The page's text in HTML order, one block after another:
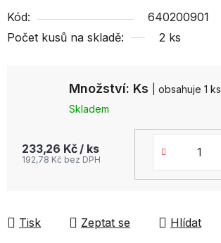
Množství: Ks
| obsahuje 1 ks
Skladem
233,26 Kč / ks
192,78 Kč bez DPH
Kód:
640200901
Počet kusů na skladě:
2 ks
Tisk Zeptat se Hlídat